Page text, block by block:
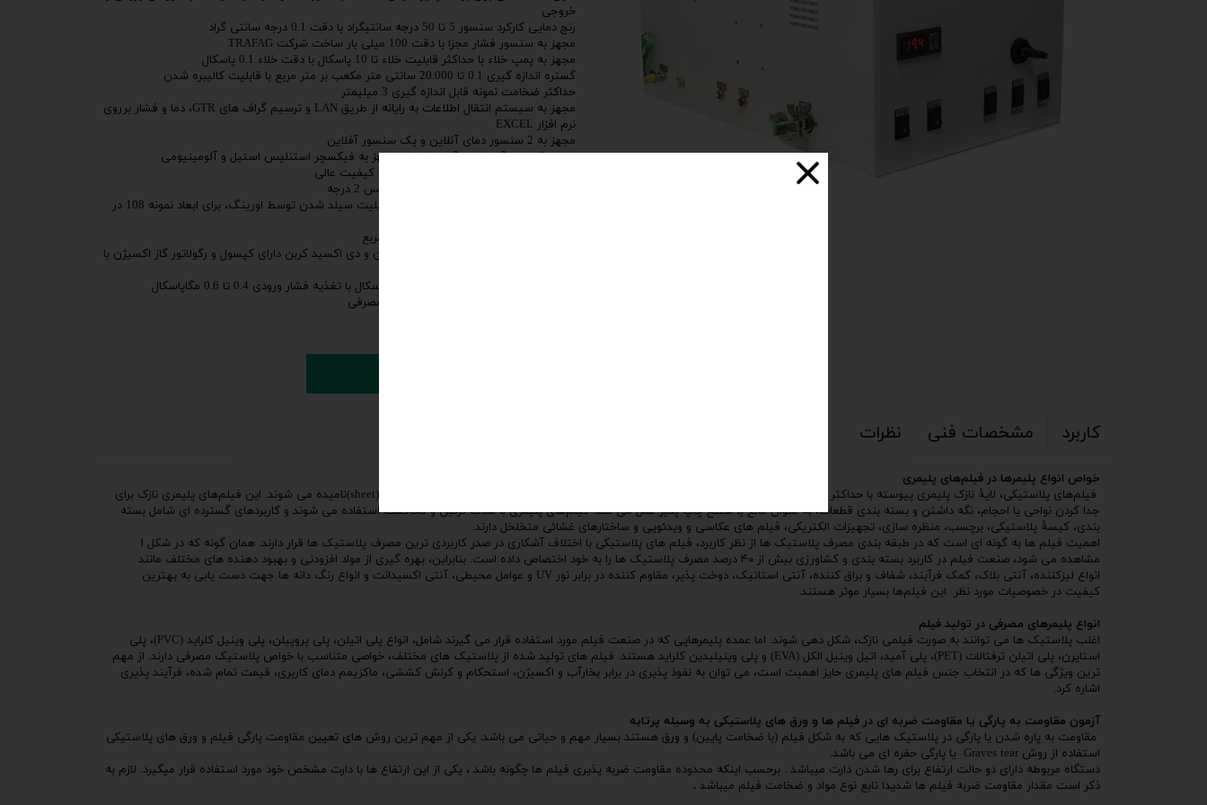
خروجی
رنج دمایی کارکرد سنسور 5 تا 50 درجه سانتیگراد با دقت 0.1 درجه سانتی گراد
مجهز به سنسور فشار مجزا با دقت 100 میلی بار ساخت شرکت TRAFAG
مجهز به پمپ خلاء با حداکثر قابلیت خلاء تا 10 پاسکال با دقت خلاء 0.1 پاسکال
گستره اندازه گیری 0.1 تا 20.000 سانتی متر مکعب بر متر مربع با قابلیت کالیبره شدن
حداکثر ضخامت نمونه قابل اندازه گیری 3 میلیمتر
مجهز به سیستم انتقال اطلاعات به رایانه از طریق LAN و ترسیم گراف های GTR، دما و فشار برروی
نرم افزار EXCEL
مجهز به 2 سنسور دمای آنلاین و یک سنسور آفلاین
دارای یک ایستگاه اندازه گیری نمونه، مجهز به فیکسچر استنلیس استیل و آلومینیومی
ساخته شده تحت استاندارد خلاء آلمان با کیفیت عالی
قطر نمونه گیری دستگاه 97 میلیمتر با قابلیت سیلد شدن توسط اورینگ، برای ابعاد نمونه 108 در
گازهای قابل اندازه گیری اکسیژن ، نیتروژن و دی اکسید کربن دارای کپسول و رگولاتور گاز اکسیژن با
کاربرد مشخصات فنی نظرات
خواص انواع پلیمرها در فیلم‌های پلیمری
فیلم‌های پلاستیکی، لایۀ نازک پلیمری پیوسته با حداکثر ضخامت ۰٫۲ تا ۰٫۳ میلیمتر، با قابلیت انعطاف بالا هستند. نوع ضخیم تر آن ها، ورقه یا شیت (sheet)نامیده می شوند. این فیلم‌های پلیمری نازک برای
جدا کردن نواحی یا احجام، نگه داشتن و بسته بندی قطعات، به عنوان مانع یا سطح چاپ پذیر عمل می کند. فیلم‌های پلیمری با هدف تزئین و محافظت استفاده می شوند و کاربردهای گسترده ای شامل بسته
بندی، کیسۀ پلاستیکی، برچسب، منظره سازی، تجهیزات الکتریکی، فیلم های عکاسی و ویدئویی و ساختارهای غشائی متخلخل دارند.
اهمیت فیلم ها به گونه ای است که در طبقه بندی مصرف پلاستیک ها از نظر کاربرد، فیلم های پلاستیکی با اختلاف آشکاری در صدر کاربردی ترین مصرف پلاستیک ها قرار دارند. همان گونه که در شکل ۱
مشاهده می شود، صنعت فیلم در کاربرد بسته بندی و کشاورزی بیش از ۴۰ درصد مصرف پلاستیک ها را به خود اختصاص داده است. بنابراین، بهره گیری از مواد افزودنی و بهبود دهنده های مختلف مانند
انواع لیزکننده، آنتی بلاک، کمک فرآیند، شفاف و براق کننده، آنتی استاتیک، دوخت پذیر، مقاوم کننده در برابر نور UV و عوامل محیطی، آنتی اکسیدانت و انواع رنگ دانه ها جهت دست یابی به بهترین
کیفیت در خصوصیات مورد نظر این فیلم‌ها بسیار موثر هستند.
انواع پلیمرهای مصرفی در تولید فیلم
اغلب پلاستیک ها می توانند به صورت فیلمی نازک، شکل دهی شوند. اما عمده پلیمرهایی که در صنعت فیلم مورد استفاده قرار می گیرند شامل، انواع پلی اتیلن، پلی پروپیلن، پلی وینیل کلراید (PVC)، پلی
استایرن، پلی اتیلن ترفتالات (PET)، پلی آمید، اتیل وینیل الکل (EVA) و پلی وینیلیدین کلراید هستند. فیلم های تولید شده از پلاستیک های مختلف، خواصی متناسب با خواص پلاستیک مصرفی دارند. از مهم
ترین ویژگی ها که در انتخاب جنس فیلم های پلیمری حایز اهمیت است، می توان به نفوذ پذیری در برابر بخارآب و اکسیژن، استحکام و کرنش کششی، ماکزیمم دمای کاربری، قیمت تمام شده، فرآیند پذیری
اشاره کرد.
آزمون مقاومت به پارگی یا مقاومت ضربه ای در فیلم ها و ورق های پلاستیکی به وسیله پرتابه
مقاومت به پاره شدن یا پارگی در پلاستیک هایی که به شکل فیلم (با ضخامت پایین) و ورق هستند بسیار مهم و حیاتی می باشد. یکی از مهم ترین روش های تعیین مقاومت پارگی فیلم و ورق های پلاستیکی
استفاده از روش Graves tear یا پارگی حفره ای می باشد.
دستگاه مربوطه دارای دو حالت ارتفاع برای رها شدن دارت میباشد . برحسب اینکه محدوده مقاومت ضربه پذیری فیلم ها چگونه باشد ، یکی از این ارتفاع ها با دارت مشخص خود مورد استفاده قرار میگیرد. لازم به
ذکر است مقدار مقاومت ضربه فیلم ها شدیدا تابع نوع مواد و ضخامت فیلم میباشد .